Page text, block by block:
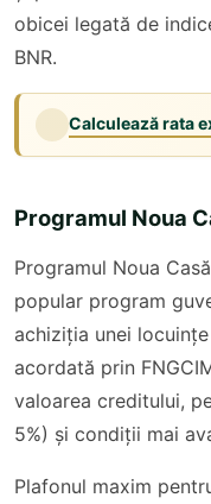
obicei legată de
BNR.
Calculează rata
Programul Noua
Programul Noua
popular program
achiziția unei
acordată prin
valoarea creditului,
5%) și condiții mai
Plafonul maxim